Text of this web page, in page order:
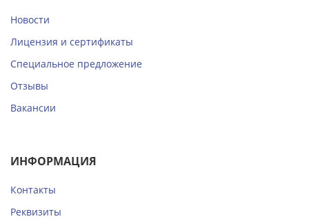
Новости
Лицензия и сертификаты
Специальное предложение
Отзывы
Вакансии
ИНФОРМАЦИЯ
Контакты
Реквизиты